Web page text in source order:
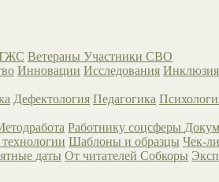
Ветераны Участники СВО
Инновации Исследования Инклюзия
Дефектология Педагогика
Работнику соцсферы
Шаблоны и образцы Чек-
даты От читателейСобкоры